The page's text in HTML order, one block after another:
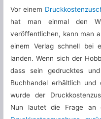
Vor einem
hat man einmal den
veröffentlichen, kann man
einem Verlag schnell bei
landen. Wenn sich der
dass sein gedrucktes
Buchhandel erhältlich
wurde der
Nun lautet die Frage an